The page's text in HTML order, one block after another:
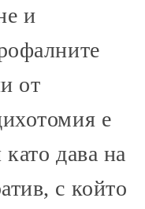
и
от
е
като дава на
с който